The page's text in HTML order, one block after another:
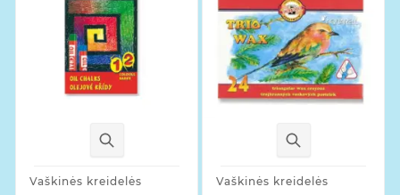
Vaškinės kreidelės Vaškinės kreidelės